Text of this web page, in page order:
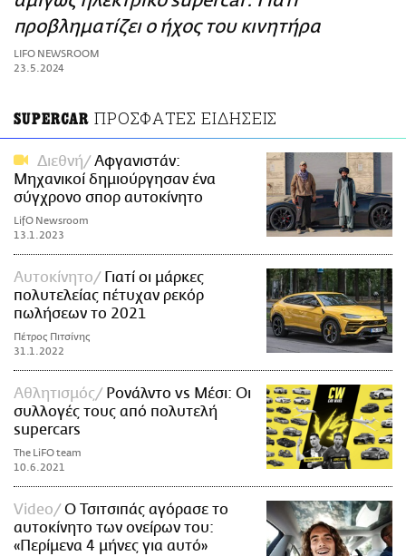
ΑΜΠΑ
PRINT
προβληματίζει ο ήχος του κινητήρα
LIFO NEWSROOM
23.5.2024
SUPERCAR ΠΡΟΣΦΑΤΕΣ ΕΙΔΗΣΕΙΣ
Διεθνή
Αφγανιστάν:
Μηχανικοί δημιούργησαν ένα
σύγχρονο σπορ αυτοκίνητο
LifO Newsroom
13.1.2023
Αυτοκίνητο
Γιατί οι μάρκες
πολυτελείας πέτυχαν ρεκόρ
πωλήσεων το 2021
Πέτρος Πιτσίνης
31.1.2022
Αθλητισμός
Ρονάλντο vs Μέσι: Οι
συλλογές τους από πολυτελή
supercars
The LiFO team
10.6.2021
Video
Ο Τσιτσιπάς αγόρασε το
αυτοκίνητο των ονείρων του:
«Περίμενα 4 μήνες για αυτό»